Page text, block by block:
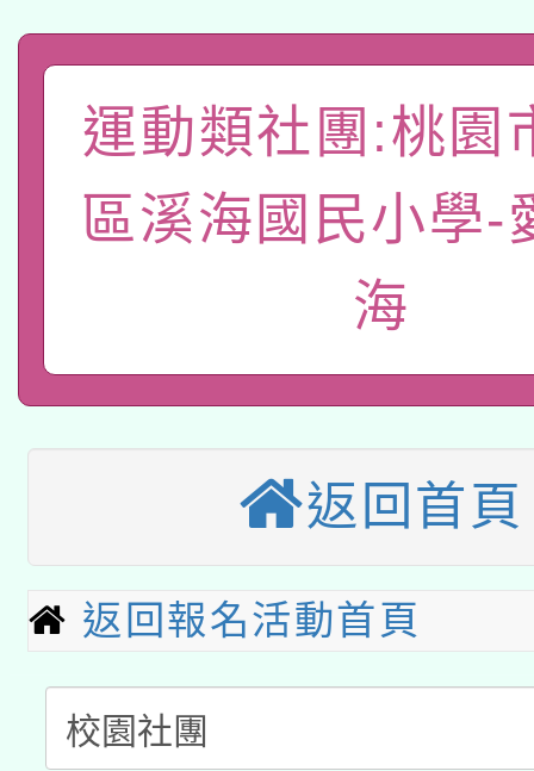
心」，鼓勵退休同仁踴
案。
招甄選結果公告(無人
招)
適應運動共學行動站研
暨閱讀推動專業研習
科技賦能─人工智慧
礎課程
A3數位素養講師名單
有關大陸委員會函釋公
薪期間赴陸應申請許可
轉知經濟部水利署委託
業技術研究院辦理「
用水績優單位及節水達
動」
兒童少年暑期犯罪預防
有關本府115年70歲以
人員健康講座「吃得安
心」，鼓勵退休同仁踴
案。
本校115學年度第2次
招甄選結果公告(無人
招)
適應運動共學行動站研
本館辦理115年度閱讀
暨閱讀推動專業研習
科技賦能─人工智慧
運動類社團:桃園
區溪海國民小學-
海
返回首頁
返回報名活動首頁